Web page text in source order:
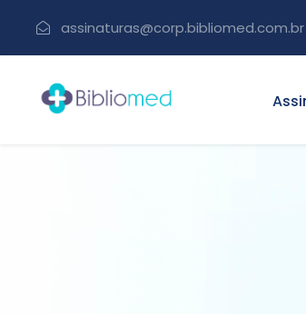
assinaturas@corp.bibliomed.com.br